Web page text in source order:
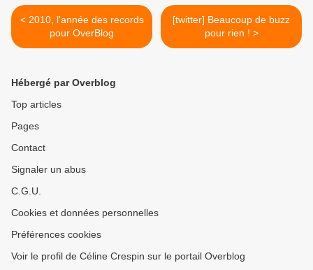
< 2010, l'année des records
pour OverBlog
[twitter] Beaucoup de buzz
pour rien ! >
Hébergé par Overblog
Top articles
Pages
Contact
Signaler un abus
C.G.U.
Cookies et données personnelles
Préférences cookies
Voir le profil de Céline Crespin sur le portail Overblog